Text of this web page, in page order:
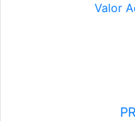
Valor